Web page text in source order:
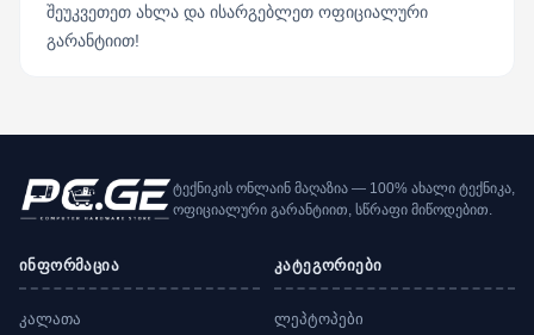
შეუკვეთეთ ახლა და ისარგებლეთ ოფიციალური
გარანტიით!
ტექნიკის ონლაინ მაღაზია — 100% ახალი ტექნიკა,
ოფიციალური გარანტიით, სწრაფი მიწოდებით.
ინფორმაცია
კალათა
კატეგორიები
ლეპტოპები